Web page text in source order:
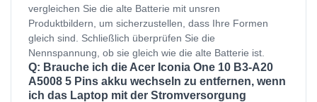
vergleichen Sie die alte Batterie mit unsren
Produktbildern, um sicherzustellen, dass Ihre Formen
gleich sind. Schließlich überprüfen Sie die
Nennspannung, ob sie gleich wie die alte Batterie ist.
Q: Brauche ich die Acer Iconia One 10 B3-A20
A5008 5 Pins akku wechseln zu entfernen, wenn
ich das Laptop mit der Stromversorgung